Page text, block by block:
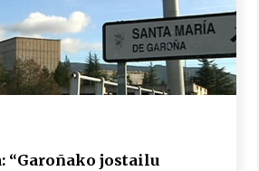
egunkarian elkarrizketa
“Garoñako jostailu